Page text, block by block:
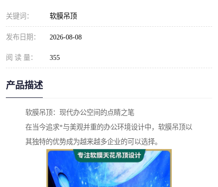
关键词： 软膜吊顶
发布日期： 2026-08-08
阅 读 量： 355
产品描述
软膜吊顶：现代办公空间的点睛之笔
在当今追求*与美观并重的办公环境设计中，软膜吊顶以
其独特的优势成为越来越多企业的可以选择。